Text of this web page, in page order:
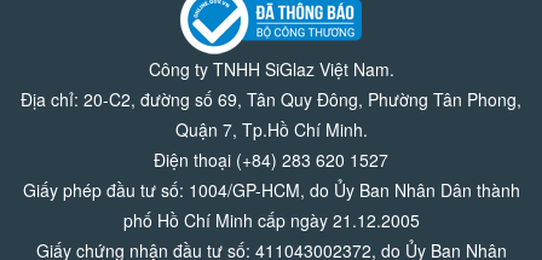
Công ty TNHH SiGlaz Việt Nam.
Địa chỉ: 20-C2, đường số 69, Tân Quy Đông, Phường Tân Phong,
Quận 7, Tp.Hồ Chí Minh.
Điện thoại (+84) 283 620 1527
Giấy phép đầu tư số: 1004/GP-HCM, do Ủy Ban Nhân Dân thành
phố Hồ Chí Minh cấp ngày 21.12.2005
Giấy chứng nhận đầu tư số: 411043002372, do Ủy Ban Nhân